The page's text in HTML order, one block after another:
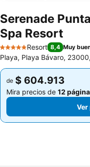
Serenade
Spa Resort
5 Estrellas
Resort 8,4 Muy
Playa, Playa Bávaro,
de $ 604.913
Mira precios de 12
de $ 604.913
Mira precios de 12
Ver